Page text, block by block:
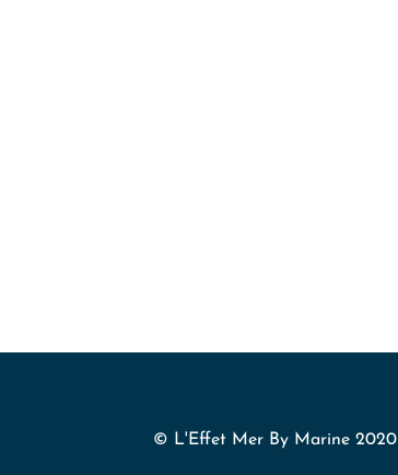
© L'Effet Mer By Marine 2020